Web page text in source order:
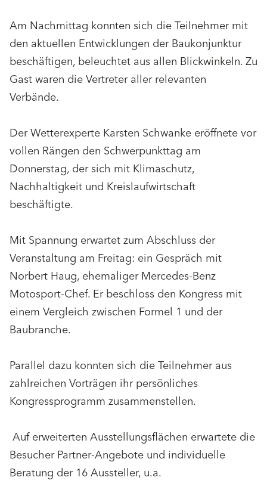
Am Nachmittag konnten sich die Teilnehmer mit
den aktuellen Entwicklungen der Baukonjunktur
beschäftigen, beleuchtet aus allen Blickwinkeln. Zu
Gast waren die Vertreter aller relevanten
Verbände.
Der Wetterexperte Karsten Schwanke eröffnete vor
vollen Rängen den Schwerpunkttag am
Donnerstag, der sich mit Klimaschutz,
Nachhaltigkeit und Kreislaufwirtschaft
beschäftigte.
Mit Spannung erwartet zum Abschluss der
Veranstaltung am Freitag: ein Gespräch mit
Norbert Haug, ehemaliger Mercedes-Benz
Motosport-Chef. Er beschloss den Kongress mit
einem Vergleich zwischen Formel 1 und der
Baubranche.
Parallel dazu konnten sich die Teilnehmer aus
zahlreichen Vorträgen ihr persönliches
Kongressprogramm zusammenstellen.
Auf erweiterten Ausstellungsflächen erwartete die
Besucher Partner-Angebote und individuelle
Beratung der 16 Aussteller, u.a.